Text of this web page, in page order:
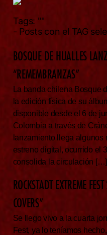
Tags: ""
- Posts con el TAG
BOSQUE DE HUALLES
“REMEMBRANZAS”
La banda chilena Bosque
la edición física de su
disponible desde el 6 de
Colombia a través de
lanzamiento llega algunos
estreno digital, ocurrido el
consolida la circulación […]
ROCKSTADT EXTREME
COVERS”
Se llego vivo a la cuarta
Fest, ya lo teníamos